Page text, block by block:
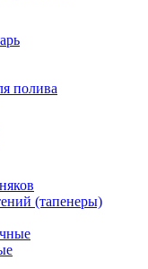
полива
(тапенеры)